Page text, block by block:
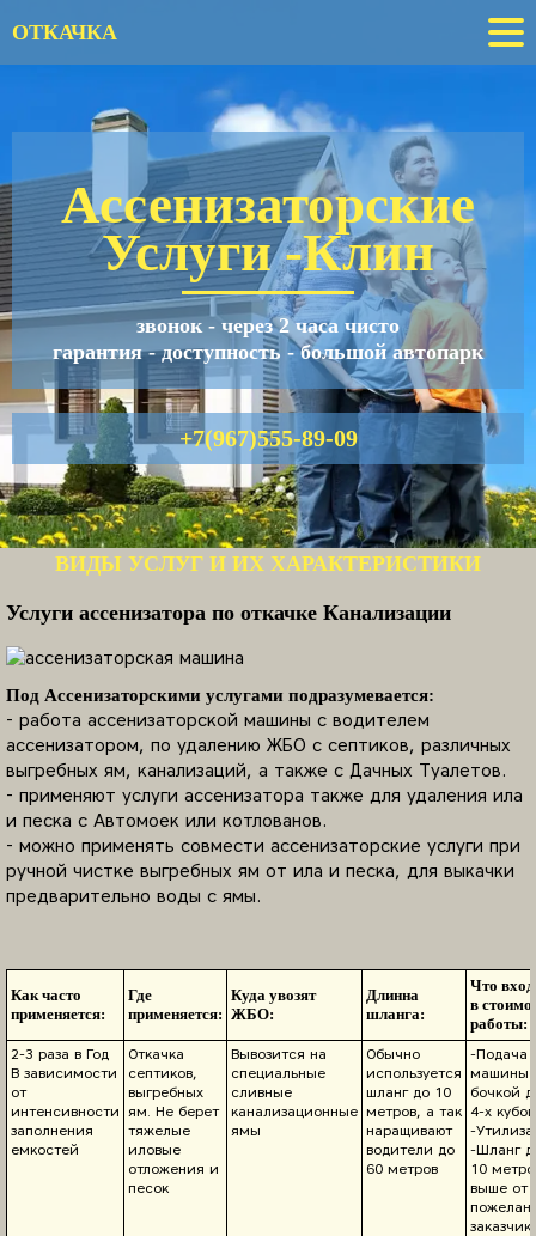
ОТКАЧКА
Ассенизаторские
Услуги-Клин
звонок - через 2 часа чисто
гарантия - доступность - большой автопарк
+7(967)555-89-09
ВИДЫ УСЛУГ И ИХ ХАРАКТЕРИСТИКИ
Услуги ассенизатора по откачке Канализации
Под Ассенизаторскими услугами подразумевается:
- работа ассенизаторской машины с водителем
ассенизатором, по удалению ЖБО с септиков, различных
выгребных ям, канализаций, а также с Дачных Туалетов.
- применяют услуги ассенизатора также для удаления ила
и песка с Автомоек или котлованов.
- можно применять совмести ассенизаторские услуги при
ручной чистке выгребных ям от ила и песка, для выкачки
предварительно воды с ямы.
Как часто
применяется:
Где
применяется:
Куда увозят
ЖБО:
Длинна
шланга:
Что
в
работы:
2-3 раза в Год
В зависимости
от
интенсивности
заполнения
емкостей
Откачка
септиков,
выгребных
ям. Не берет
тяжелые
иловые
отложения и
песок
Вывозится на
специальные
сливные
канализационные
ямы
Обычно
используется
шланг до 10
метров, а так
наращивают
водители до
60 метров
-Подача
машины
бочкой
4-х кубов
-
-Шланг
10
выше от